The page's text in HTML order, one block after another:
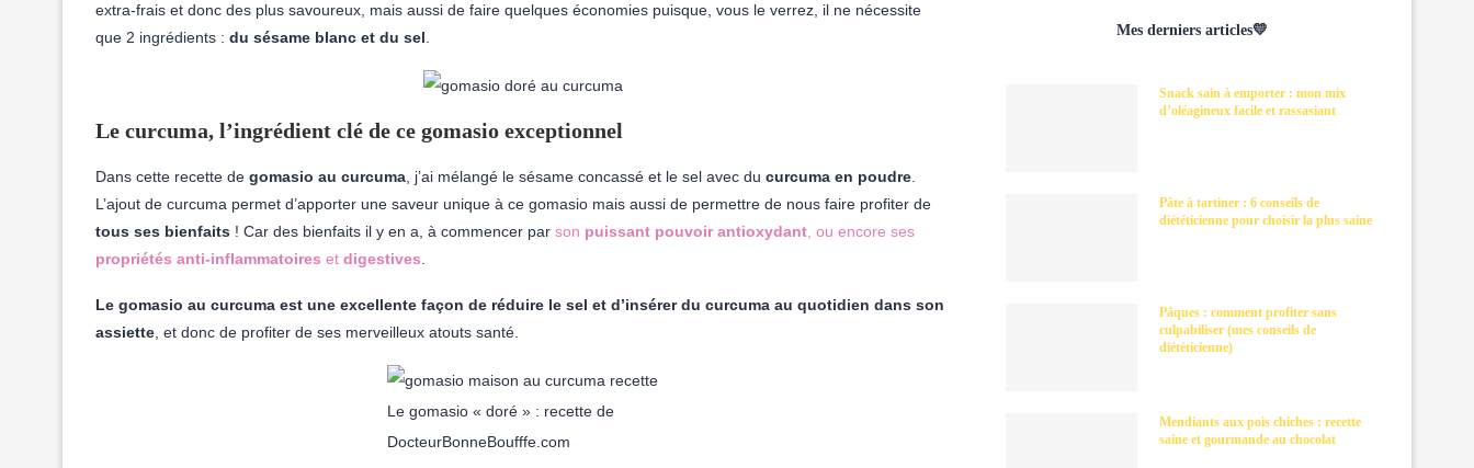
extra-frais et donc des plus savoureux, mais aussi de faire quelques économies puisque, vous le verrez, il ne nécessite
que 2 ingrédients : du sésame blanc et du sel
Le curcuma, l’ingrédient clé de ce gomasio exceptionnel
Dans cette recette de gomasio au curcuma , j’ai mélangé le sésame concassé et le sel avec du curcuma en poudre
L’ajout de curcuma permet d’apporter une saveur unique à ce gomasio mais aussi de permettre de nous faire profiter de
tous ses bienfaits ! Car des bienfaits il y en a, à commencer par son puissant pouvoir antioxydant , ou encore ses
propriétés anti-inflammatoires et digestives
Le gomasio au curcuma est une excellente façon de réduire le sel et d’insérer du curcuma au quotidien dans son
assiette , et donc de profiter de ses merveilleux atouts santé.
Le gomasio « doré » : recette de
DocteurBonneBoufffe.com
Mes derniers articles💛
Snack sain à emporter : mon mix
d’oléagineux facile et rassasiant
Pâte à tartiner : 6 conseils de
diététicienne pour choisir la plus saine
Pâques : comment profiter sans
culpabiliser (mes conseils de
diététicienne)
Mendiants aux pois chiches : recette
saine et gourmande au chocolat